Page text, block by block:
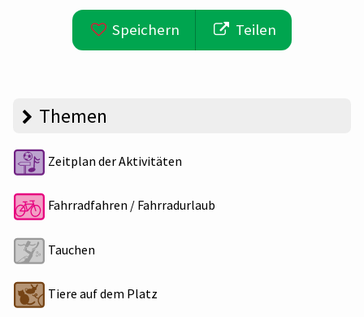
Speichern Teilen
Themen
Zeitplan der Aktivitäten
Fahrradfahren / Fahrradurlaub
Tauchen
Tiere auf dem Platz